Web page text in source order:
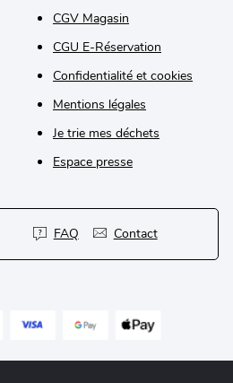
CGV Magasin
CGU E-Réservation
Confidentialité et cookies
Mentions légales
Je trie mes déchets
Espace presse
FAQ Contact